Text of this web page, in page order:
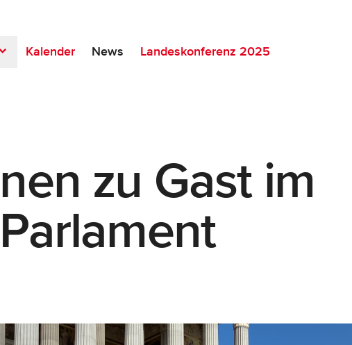
Kalender News Landeskonferenz 2025
zu Gast im